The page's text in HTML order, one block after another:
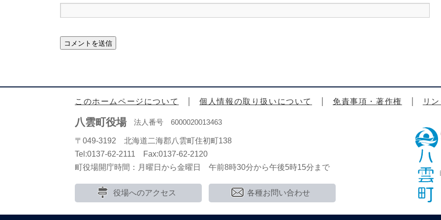
このホームページについて 個人情報の取り扱いについて 免責事項・著作権 リ
八雲町役場法人番号 6000020013463
〒049-3192 北海道二海郡八雲町住初町138
Tel:0137-62-2111 Fax:0137-62-2120
町役場開庁時間：月曜日から金曜日 午前8時30分から午後5時15分まで
役場へのアクセス 各種お問い合わせ